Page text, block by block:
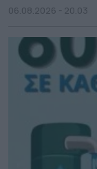
06.08.2026 - 20.03